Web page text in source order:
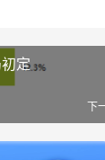
定
下